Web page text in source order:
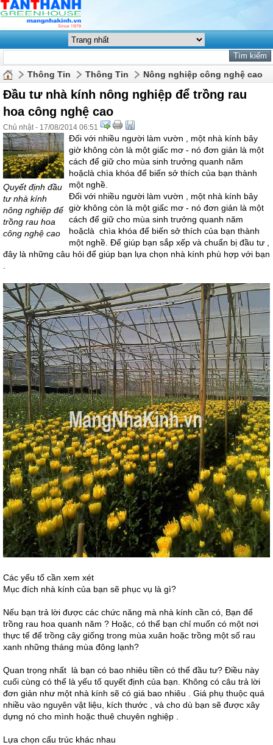
Thông Tin Thông Tin Nông nghiệp công nghệ cao
Đầu tư nhà kính nông nghiệp để trồng rau
hoa công nghệ cao
Chủ nhật - 17/08/2014 06:51
Quyết định đầu
tư nhà kính
nông nghiệp để
trồng rau hoa
công nghệ cao
Đối với nhiều người làm vườn , một nhà kính bây
giờ không còn là một giấc mơ - nó đơn giản là một
cách để giữ cho mùa sinh trưởng quanh năm
hoặclà chìa khóa để biến sở thích của bạn thành
một nghề.
Đối với nhiều người làm vườn , một nhà kính bây
giờ không còn là một giấc mơ - nó đơn giản là một
cách để giữ cho mùa sinh trưởng quanh năm
hoặclà chìa khóa để biến sở thích của bạn thành
một nghề. Để giúp bạn sắp xếp và chuẩn bị đầu tư ,
đây là những câu hỏi để giúp bạn lựa chọn nhà kính phù hợp với bạn
Các yếu tố cần xem xét
Mục đích nhà kính của bạn sẽ phục vụ là gì?
Nếu bạn trả lời được các chức năng mà nhà kính cần có, Bạn để
trồng rau hoa quanh năm ? Hoặc, có thể bạn chỉ muốn có một nơi
thực tế để trồng cây giống trong mùa xuân hoặc trồng một số rau
xanh những tháng mùa đông lạnh?
Quan trọng nhất là bạn có bao nhiêu tiền có thể đầu tư? Điều này
cuối cùng có thể là yếu tố quyết định của bạn. Không có câu trả lời
đơn giản như một nhà kính sẽ có giá bao nhiêu . Giá phụ thuộc quá
nhiều vào nguyên vật liệu, kích thước , và cho dù bạn sẽ được xây
dựng nó cho mình hoặc thuê chuyên nghiệp .
Lựa chọn cấu trúc khác nhau